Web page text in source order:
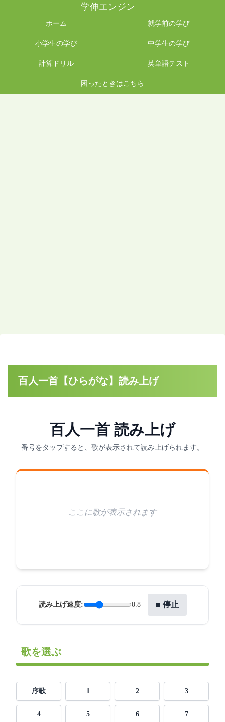
学伸エンジン
ホーム 就学前の学び
小学生の学び 中学生の学び
計算ドリル 英単語テスト
困ったときはこちら
百人一首【ひらがな】読み上げ
百人一首 読み上げ
番号をタップすると、歌が表示されて読み上げられます。
ここに歌が表示されます
読み上げ速度: 0.8 ■ 停止
歌を選ぶ
序歌 1 2 3
4 5 6 7